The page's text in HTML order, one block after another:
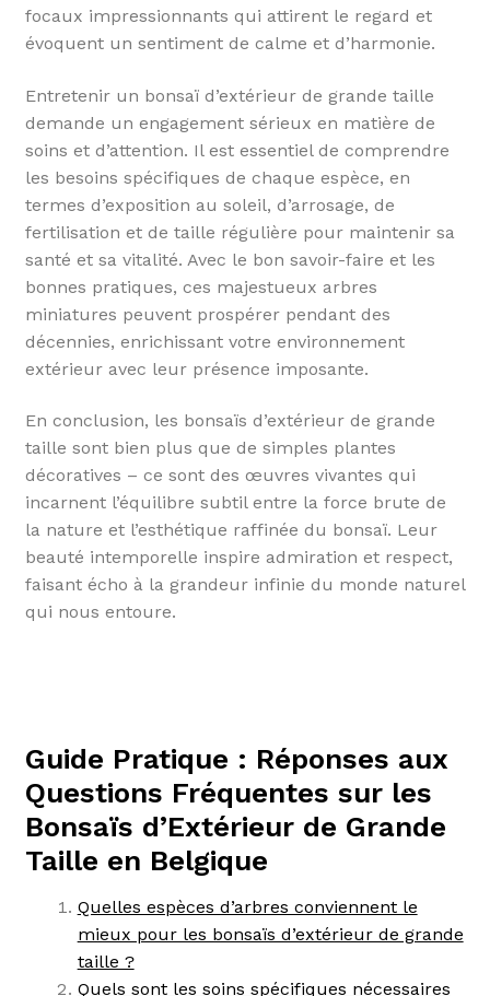
focaux impressionnants qui attirent le regard et
évoquent un sentiment de calme et d’harmonie.
Entretenir un bonsaï d’extérieur de grande taille
demande un engagement sérieux en matière de
soins et d’attention. Il est essentiel de comprendre
les besoins spécifiques de chaque espèce, en
termes d’exposition au soleil, d’arrosage, de
fertilisation et de taille régulière pour maintenir sa
santé et sa vitalité. Avec le bon savoir-faire et les
bonnes pratiques, ces majestueux arbres
miniatures peuvent prospérer pendant des
décennies, enrichissant votre environnement
extérieur avec leur présence imposante.
En conclusion, les bonsaïs d’extérieur de grande
taille sont bien plus que de simples plantes
décoratives – ce sont des œuvres vivantes qui
incarnent l’équilibre subtil entre la force brute de
la nature et l’esthétique raffinée du bonsaï. Leur
beauté intemporelle inspire admiration et respect,
faisant écho à la grandeur infinie du monde naturel
qui nous entoure.
Guide Pratique : Réponses aux
Questions Fréquentes sur les
Bonsaïs d’Extérieur de Grande
Taille en Belgique
Quelles espèces d’arbres conviennent le
mieux pour les bonsaïs d’extérieur de grande
taille ?
Quels sont les soins spécifiques nécessaires